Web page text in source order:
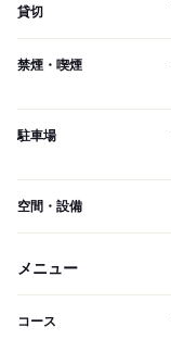
貸切
禁煙・喫煙
駐車場
空間・設備
メニュー
コース